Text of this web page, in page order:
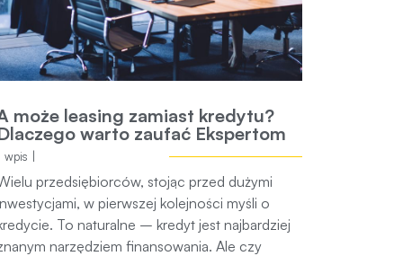
może leasing zamiast kredytu?
warto zaufać Ekspertom
| wpis |
przedsiębiorców, stojąc przed dużymi
w pierwszej kolejności myśli o
To naturalne – kredyt jest najbardziej
narzędziem finansowania. Ale czy